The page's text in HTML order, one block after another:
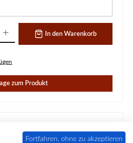
In den Warenkorb
zum Produkt
Fortfahren, ohne zu akzeptieren